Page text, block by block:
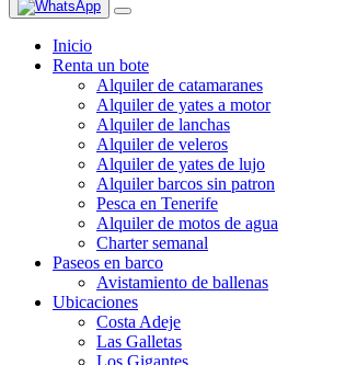
Inicio
Renta un bote
Alquiler de catamaranes
Alquiler de yates a motor
Alquiler de lanchas
Alquiler de veleros
Alquiler de yates de lujo
Alquiler barcos sin patron
Pesca en Tenerife
Alquiler de motos de agua
Charter semanal
Paseos en barco
Avistamiento de ballenas
Ubicaciones
Costa Adeje
Las Galletas
Los Gigantes